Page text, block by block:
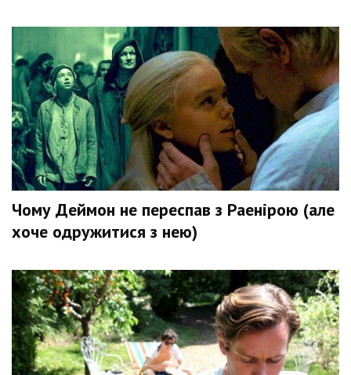
Чому Деймон не переспав з Раенірою (але
хоче одружитися з нею)